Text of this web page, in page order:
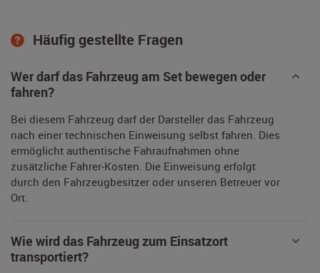
Häufig gestellte Fragen
Wer darf das Fahrzeug am Set bewegen oder
fahren?
Bei diesem Fahrzeug darf der Darsteller das Fahrzeug
nach einer technischen Einweisung selbst fahren. Dies
ermöglicht authentische Fahraufnahmen ohne
zusätzliche Fahrer-Kosten. Die Einweisung erfolgt
durch den Fahrzeugbesitzer oder unseren Betreuer vor
Ort.
Wie wird das Fahrzeug zum Einsatzort
transportiert?